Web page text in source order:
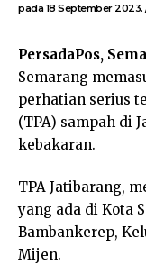
pada 18 September
PersadaPos,
Semarang
perhatian serius
(TPA) sampah di
kebakaran.
TPA Jatibarang,
yang ada di Kota
Bambankerep,
Mijen.